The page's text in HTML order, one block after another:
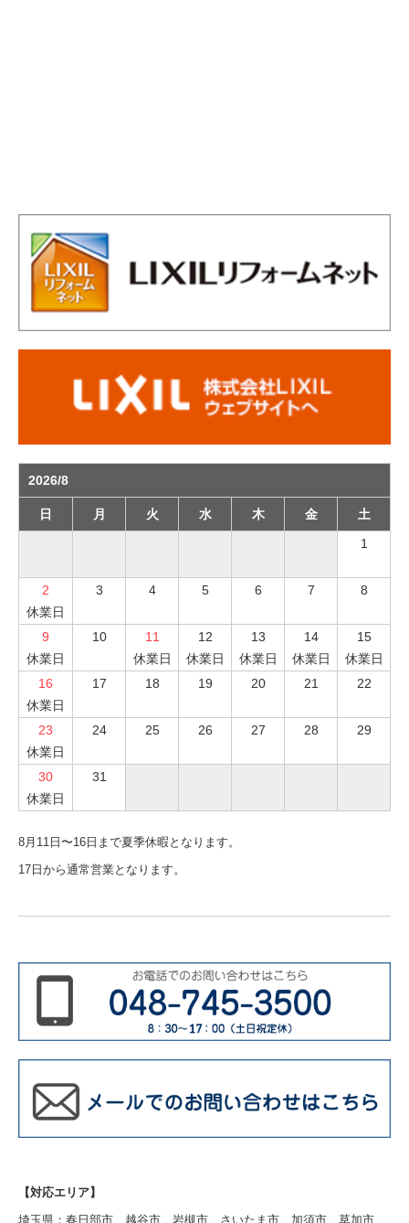
2026/8
日 月 火 水 木 金
土
1
2
休業日
3 4 5 6 7 8
9
休業日
10
11
休業日
12
休業日
13
休業日
14
休業日
15
休業日
16
休業日
17 18 19 20 21 22
23
休業日
24 25 26 27 28 29
30
休業日
31
8月11日〜16日まで夏季休暇となります。
17日から通常営業となります。
【対応エリア】
埼玉県：春日部市、越谷市、岩槻市、さいたま市、加須市、草加市、